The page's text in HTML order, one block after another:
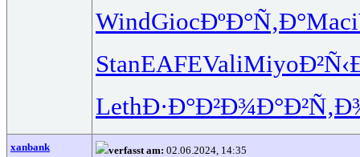
WindGiocÐºÐ°Ñ‚Ð°Maci
StanEAFEValiMiyo
LethÐ·Ð°Ð²Ð¾
xanbank verfasst am: 02.06.2024, 14:35